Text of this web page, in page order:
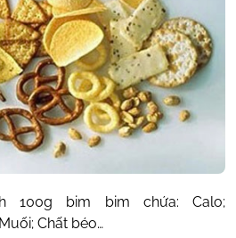
100g bim bim chứa: Calo;
Chất béo…